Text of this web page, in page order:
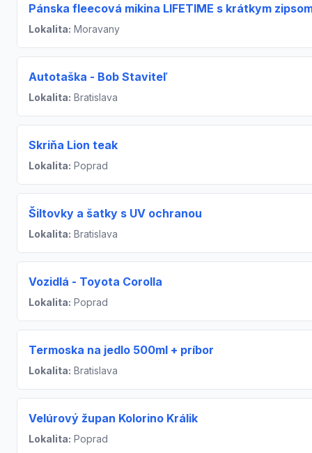
Pánska fleecová mikina LIFETIME s krátkym
Lokalita: Moravany
Autotaška - Bob Staviteľ
Lokalita: Bratislava
Skriňa Lion teak
Lokalita: Poprad
Šiltovky a šatky s UV ochranou
Lokalita: Bratislava
Vozidlá - Toyota Corolla
Lokalita: Poprad
Termoska na jedlo 500ml + príbor
Lokalita: Bratislava
Velúrový župan Kolorino Králik
Lokalita: Poprad